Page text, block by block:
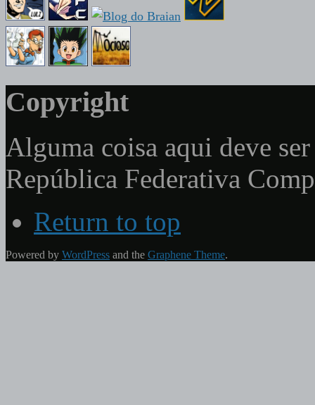
Copyright
Alguma coisa aqui deve
República Federativa
Return to top
Powered by WordPress and the Graphene Theme.